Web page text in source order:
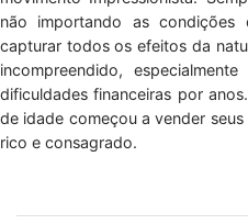
não importando as condições
capturar todos os efeitos da
incompreendido,
dificuldades financeiras por
de idade começou a vender
rico e consagrado.